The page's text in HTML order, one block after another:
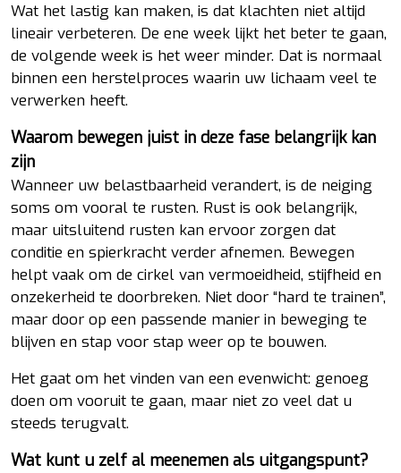
Wat het lastig kan maken, is dat klachten niet altijd
lineair verbeteren. De ene week lijkt het beter te gaan,
de volgende week is het weer minder. Dat is normaal
binnen een herstelproces waarin uw lichaam veel te
verwerken heeft.
Waarom bewegen juist in deze fase belangrijk kan
zijn
Wanneer uw belastbaarheid verandert, is de neiging
soms om vooral te rusten. Rust is ook belangrijk,
maar uitsluitend rusten kan ervoor zorgen dat
conditie en spierkracht verder afnemen. Bewegen
helpt vaak om de cirkel van vermoeidheid, stijfheid en
onzekerheid te doorbreken. Niet door “hard te trainen”,
maar door op een passende manier in beweging te
blijven en stap voor stap weer op te bouwen.
Het gaat om het vinden van een evenwicht: genoeg
doen om vooruit te gaan, maar niet zo veel dat u
steeds terugvalt.
Wat kunt u zelf al meenemen als uitgangspunt?